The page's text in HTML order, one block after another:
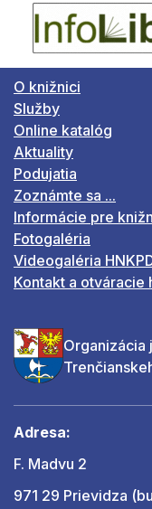
O knižnici
Služby
Online katalóg
Aktuality
Podujatia
Zoznámte sa ...
Informácie pre
Fotogaléria
Videogaléria
Kontakt a otváracie
Adresa:
F. Madvu 2
971 29 Prievidza